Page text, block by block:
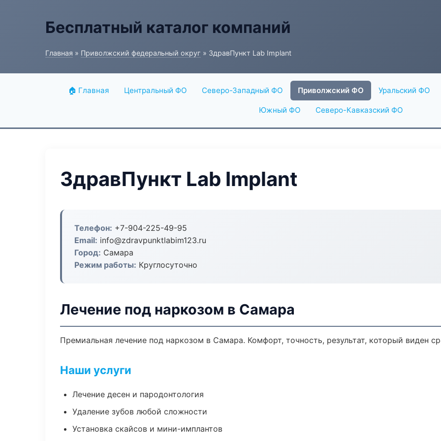
Бесплатный каталог компаний
Главная » Приволжский федеральный округ » ЗдравПункт Lab Implant
🏠 Главная Центральный ФО Северо-Западный ФО Приволжский ФО Уральский ФО
Южный ФО Северо-Кавказский ФО
ЗдравПункт Lab Implant
Телефон: +7-904-225-49-95
Email: info@zdravpunktlabim123.ru
Город: Самара
Режим работы: Круглосуточно
Лечение под наркозом в Самара
Премиальная лечение под наркозом в Самара. Комфорт, точность, результат, который виден
Наши услуги
Лечение десен и пародонтология
Удаление зубов любой сложности
Установка скайсов и мини-имплантов